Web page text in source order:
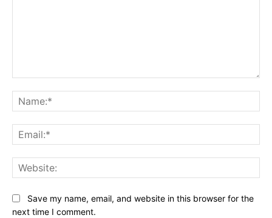
Save my name, email, and website in this browser for the
next time I comment.